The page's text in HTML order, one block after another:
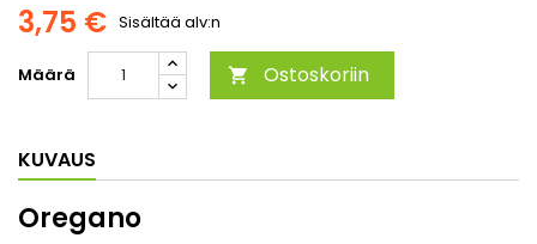
3,75 € Sisältää alv:n
Määrä  Ostoskoriin
KUVAUS
Oregano